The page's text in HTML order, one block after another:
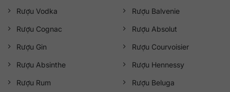
Rượu Vodka
Rượu Cognac
Rượu Gin
Rượu Absinthe
Rượu Rum
Rượu Balvenie
Rượu Absolut
Rượu Courvoisier
Rượu Hennessy
Rượu Beluga